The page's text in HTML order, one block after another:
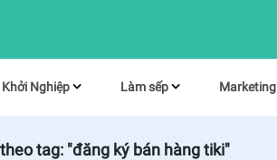
Khởi Nghiệp Làm sếp Marketing
tag: "đăng ký bán hàng tiki"